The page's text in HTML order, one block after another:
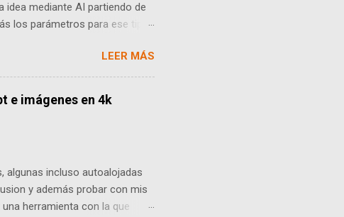
idea mediante AI partiendo de
los parámetros para ese tipo
he ido viendo y el proyecto de
e integraciones y/o
sociales como twitter
que hice dónde depurar las
LEER MÁS
e imágenes en 4k
algunas incluso autoalojadas
y además probar con mis
herramienta con la que